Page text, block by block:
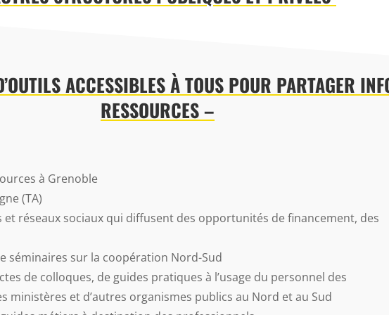
ACCESSIBLES À TOUS POUR PARTAGER
RESSOURCES –
à Grenoble
(TA)
et réseaux sociaux qui diffusent des opportunités de financement, des
séminaires sur la coopération Nord-Sud
de colloques, de guides pratiques à l’usage du personnel des
ministères et d’autres organismes publics au Nord et au Sud